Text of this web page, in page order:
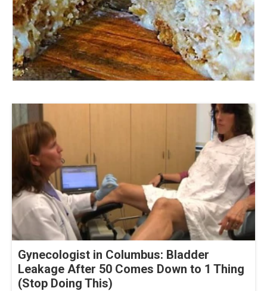
Gynecologist in Columbus: Bladder
Leakage After 50 Comes Down to 1 Thing
(Stop Doing This)